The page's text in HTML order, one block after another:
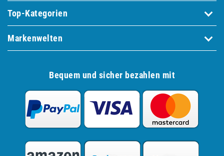
Top-Kategorien
Markenwelten
Bequem und sicher bezahlen mit